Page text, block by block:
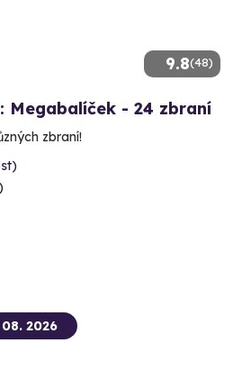
9.8(48)
Megabalíček - 24 zbraní
zbraní!
2026